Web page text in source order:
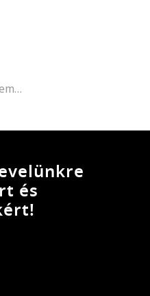
Polarizált szögletes napszemüveg, Sötétkék
és